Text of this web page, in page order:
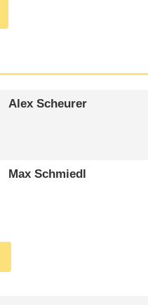
Alex Scheurer
Max Schmiedl